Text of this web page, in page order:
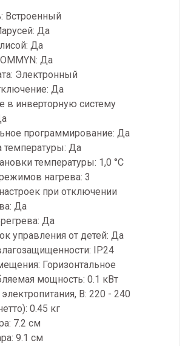
Встроенный
Да
Да
Да
Электронный
Да
в инверторную систему
программирование: Да
температуры: Да
температуры: 1,0 °С
нагрева: 3
при отключении
Да
Да
управления от детей: Да
IP24
Горизонтальное
мощность: 0.1 кВт
В: 220 - 240
0.45 кг
7.2 см
9.1 см